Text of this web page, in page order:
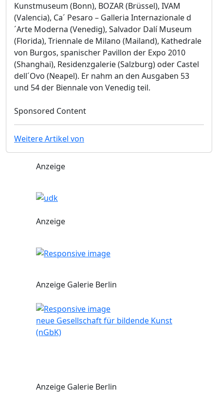
Kunstmuseum (Bonn), BOZAR (Brüssel), IVAM
(Valencia), Ca´ Pesaro – Galleria Internazionale d
´Arte Moderna (Venedig), Salvador Dalí Museum
(Florida), Triennale de Milano (Mailand), Kathedrale
von Burgos, spanischer Pavillon der Expo 2010
(Shanghai), Residenzgalerie (Salzburg) oder Castel
dell´Ovo (Neapel). Er nahm an den Ausgaben 53
und 54 der Biennale von Venedig teil.
Sponsored Content
Weitere Artikel von
Anzeige
Anzeige
Anzeige Galerie Berlin
neue Gesellschaft für bildende Kunst
(nGbK)
Anzeige Galerie Berlin